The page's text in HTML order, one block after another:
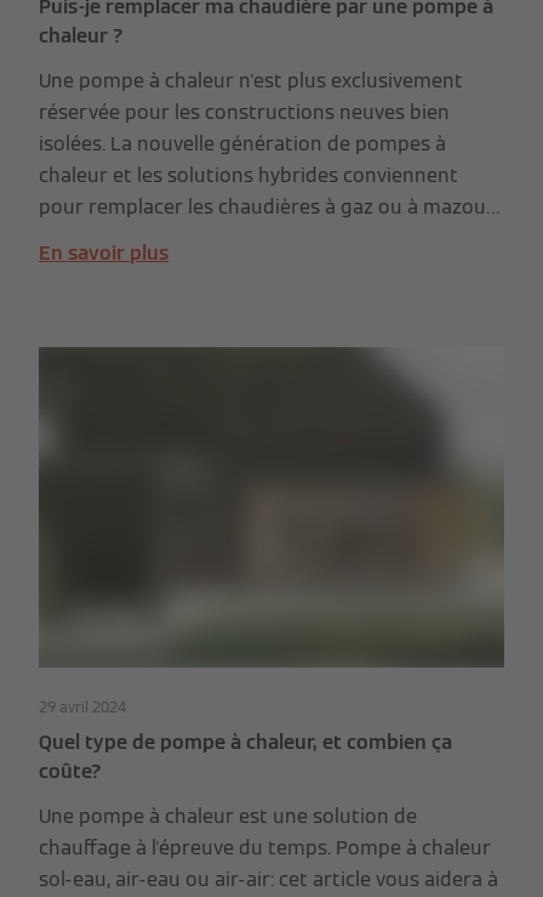
Puis-je remplacer ma chaudière par une pompe à
chaleur ?
Une pompe à chaleur n'est plus exclusivement
réservée pour les constructions neuves bien
isolées. La nouvelle génération de pompes à
chaleur et les solutions hybrides conviennent
pour remplacer les chaudières à gaz ou à mazout
En savoir plus
29 avril 2024
Quel type de pompe à chaleur, et combien ça
coûte?
Une pompe à chaleur est une solution de
chauffage à l'épreuve du temps. Pompe à chaleur
sol-eau, air-eau ou air-air: cet article vous aidera à